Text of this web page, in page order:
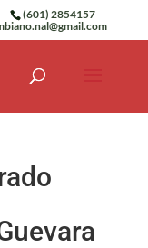
(601) 2854157